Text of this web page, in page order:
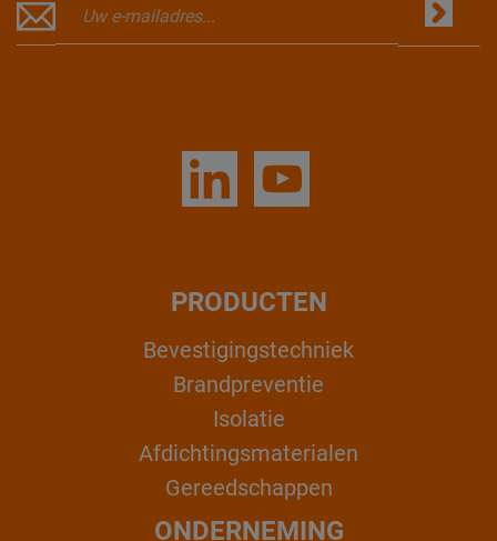
PRODUCTEN
Bevestigingstechniek
Brandpreventie
Isolatie
Afdichtingsmaterialen
Gereedschappen
ONDERNEMING